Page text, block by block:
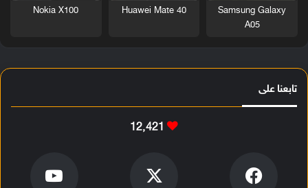
Samsung Galaxy
A05
Huawei Mate 40
Nokia X100
تابعنا على
12٬421